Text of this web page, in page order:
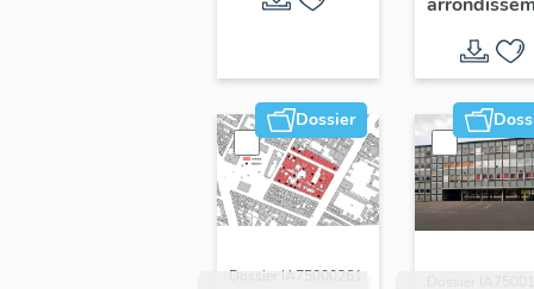
Dossier
Dossier IA75000261